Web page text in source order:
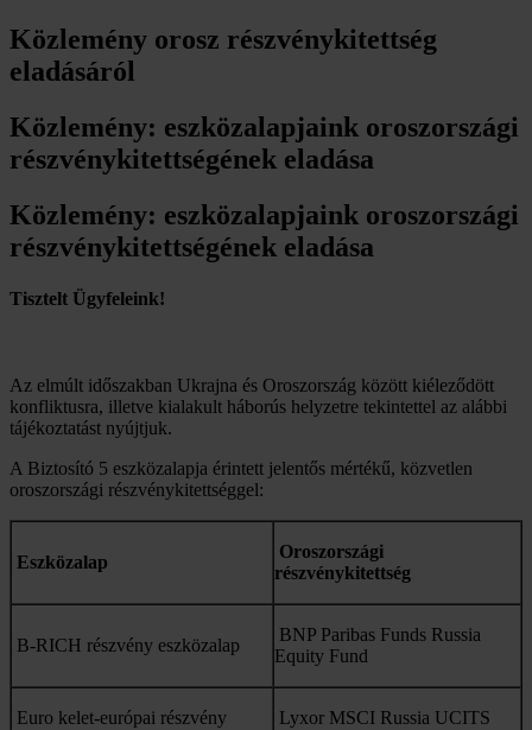
Közlemény orosz részvénykitettség
eladásáról
Közlemény: eszközalapjaink oroszországi
részvénykitettségének eladása
Közlemény: eszközalapjaink oroszországi
részvénykitettségének eladása
Tisztelt Ügyfeleink!
Az elmúlt időszakban Ukrajna és Oroszország között kiéleződött
konfliktusra, illetve kialakult háborús helyzetre tekintettel az alábbi
tájékoztatást nyújtjuk.
A Biztosító 5 eszközalapja érintett jelentős mértékű, közvetlen
oroszországi részvénykitettséggel:
Eszközalap
Oroszországi
részvénykitettség
B-RICH részvény eszközalap
BNP Paribas Funds Russia
Equity Fund
Euro kelet-európai részvény
Lyxor MSCI Russia UCITS